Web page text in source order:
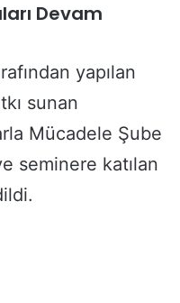
Devam
yapılan
sunan
Mücadele Şube
seminere katılan